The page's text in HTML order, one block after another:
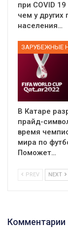
при COVID
чем у других
населения…
В Катаре
прайд-
время
мира по
Поможет…
PREV NEXT
Комментарии